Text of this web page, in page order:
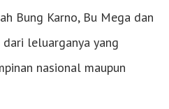
Bung Karno, Bu Mega dan
leluarganya yang
nasional maupun